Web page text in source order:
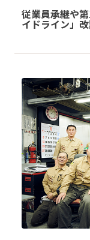
従業員承継や
イドライン」